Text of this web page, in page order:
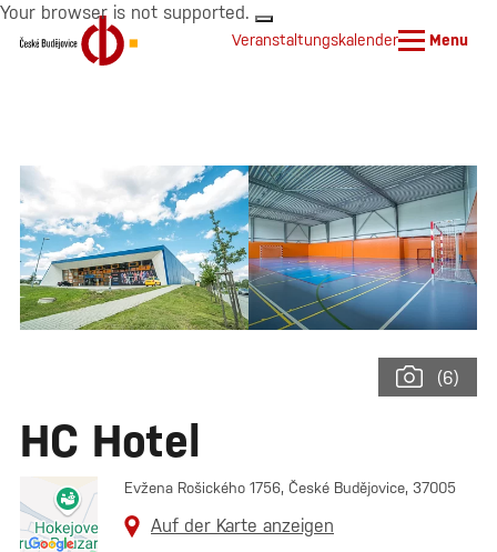
Your browser is not supported.
Veranstaltungskalender Menu
(6)
HC Hotel
Evžena Rošického 1756, České Budějovice, 37005
Auf der Karte anzeigen